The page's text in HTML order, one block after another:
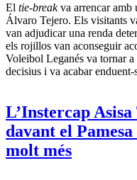
El tie-breakva arrencar amb
Álvaro Tejero. Els visitants
van adjudicar una renda
els rojillos van aconseguir
Voleibol Leganés va tornar a
decisius i va acabar
L’Instercap
davant el
molt més